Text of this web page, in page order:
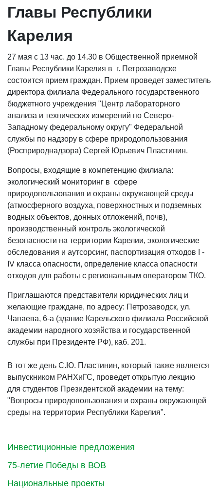
Инвестиционные предложения
75-летие Победы в ВОВ
Национальные проекты
Главы Республики
Карелия
27 мая с 13 час. до 14.30 в Общественной приемной
Главы Республики Карелия в г. Петрозаводске
состоится прием граждан. Прием проведет заместитель
директора филиала Федерального государственного
бюджетного учреждения "Центр лабораторного
анализа и технических измерений по Северо-
Западному федеральному округу" Федеральной
службы по надзору в сфере природопользования
(Росприроднадзора) Сергей Юрьевич Пластинин.
Вопросы, входящие в компетенцию филиала:
экологический мониторинг в сфере
природопользования и охраны окружающей среды
(атмосферного воздуха, поверхностных и подземных
водных объектов, донных отложений, почв),
производственный контроль экологической
безопасности на территории Карелии, экологические
обследования и аутсорсинг, паспортизация отходов I -
IV класса опасности, определение класса опасности
отходов для работы с региональным оператором ТКО.
Приглашаются представители юридических лиц и
желающие граждане, по адресу: Петрозаводск, ул.
Чапаева, 6-а (здание Карельского филиала Российской
академии народного хозяйства и государственной
службы при Президенте РФ), каб. 201.
В тот же день С.Ю. Пластинин, который также является
выпускником РАНХиГС, проведет открытую лекцию
для студентов Президентской академии на тему:
"Вопросы природопользования и охраны окружающей
среды на территории Республики Карелия".